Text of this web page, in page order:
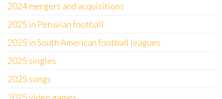
2024 mergers and acquisitions
2025 in Peruvian football
2025 in South American football leagues
2025 singles
2025 songs